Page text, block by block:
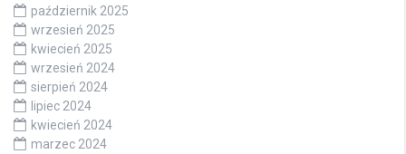
październik 2025
wrzesień 2025
kwiecień 2025
wrzesień 2024
sierpień 2024
lipiec 2024
kwiecień 2024
marzec 2024